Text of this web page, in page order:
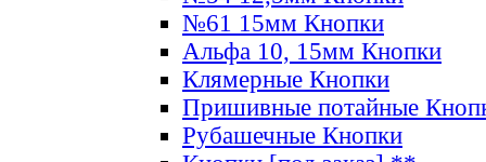
№61 15мм Кнопки
Альфа 10, 15мм Кнопки
Клямерные Кнопки
Пришивные потайные
Рубашечные Кнопки